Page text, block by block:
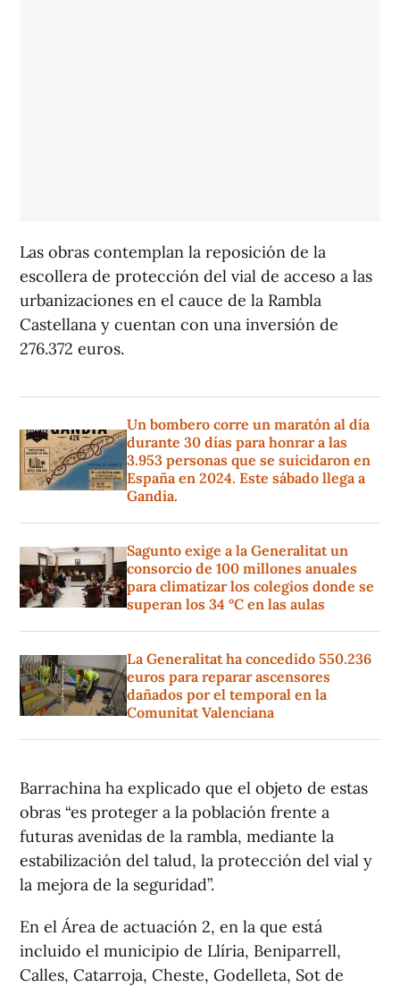
Las obras contemplan la reposición de la
escollera de protección del vial de acceso a las
urbanizaciones en el cauce de la Rambla
Castellana y cuentan con una inversión de
276.372 euros.
Un bombero corre un maratón al día
durante 30 días para honrar a las
3.953 personas que se suicidaron en
España en 2024. Este sábado llega a
Gandia.
Sagunto exige a la Generalitat un
consorcio de 100 millones anuales
para climatizar los colegios donde se
superan los 34 °C en las aulas
La Generalitat ha concedido 550.236
euros para reparar ascensores
dañados por el temporal en la
Comunitat Valenciana
Barrachina ha explicado que el objeto de estas
obras “es proteger a la población frente a
futuras avenidas de la rambla, mediante la
estabilización del talud, la protección del vial y
la mejora de la seguridad”.
En el Área de actuación 2, en la que está
incluido el municipio de Llíria, Beniparrell,
Calles, Catarroja, Cheste, Godelleta, Sot de